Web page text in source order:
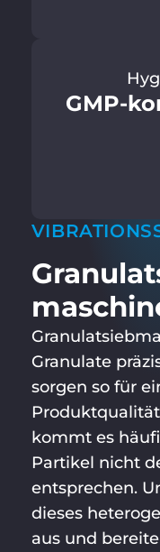
Granulate
sorgen so für
kommt es
Partikel nicht
entsprechen.
dieses
aus und
GMP-